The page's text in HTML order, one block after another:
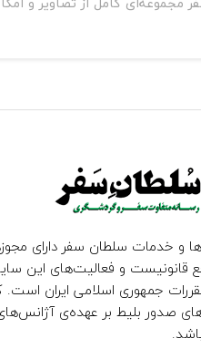
و خدمات سلطان سفر دارای
قانونیست و فعالیت‌های این
جمهوری اسلامی ایران است.
صدور بلیط بر عهده‌ی آژانس‌های